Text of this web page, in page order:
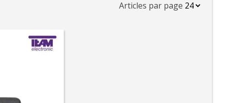
Articles par page